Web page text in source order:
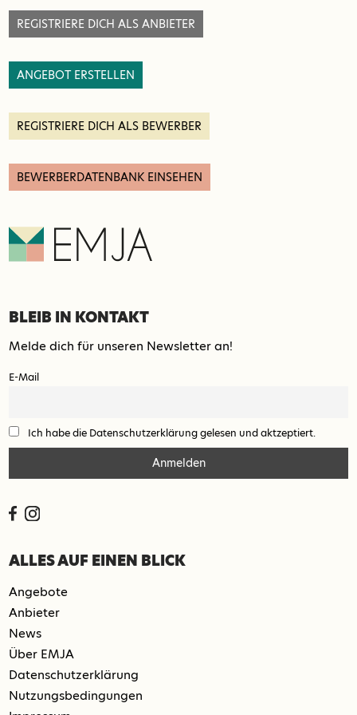
BLEIB IN KONTAKT
Melde dich für unseren Newsletter an!
E-Mail
Ich habe die Datenschutzerklärung gelesen und aktzeptiert.
ALLES AUF EINEN BLICK
Angebote
Anbieter
News
Über EMJA
Datenschutzerklärung
Nutzungsbedingungen
REGISTRIERE DICH ALS ANBIETER
ANGEBOT ERSTELLEN
REGISTRIERE DICH ALS BEWERBER
BEWERBERDATENBANK EINSEHEN